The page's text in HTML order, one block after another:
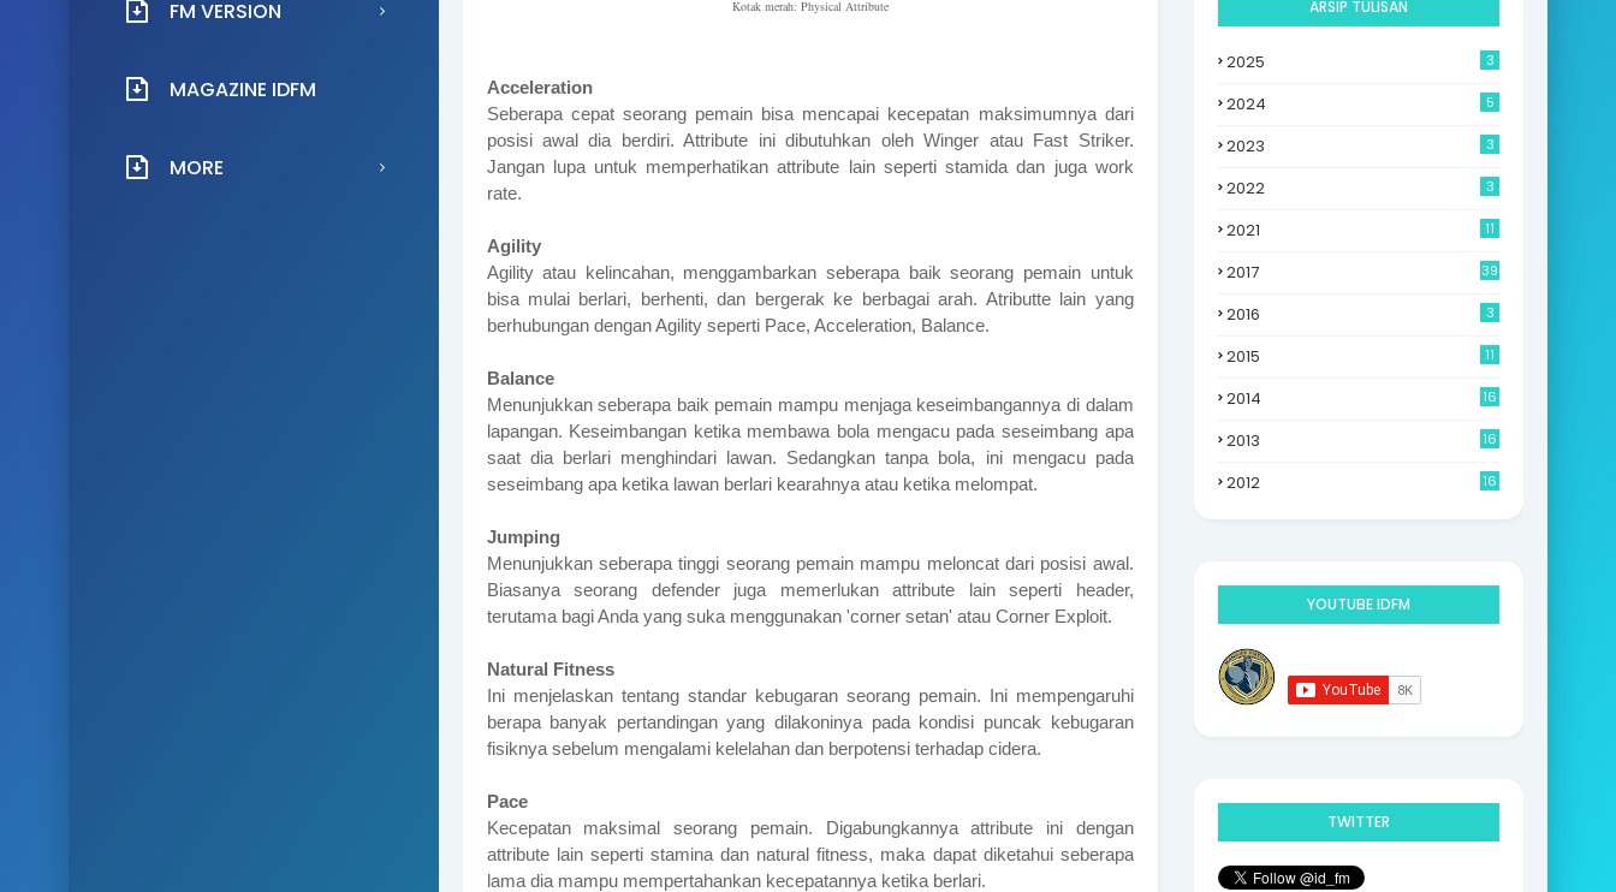
FM VERSION
MAGAZINE IDFM
MORE
Kotak merah: Physical Attribute
Acceleration
Seberapa cepat seorang pemain bisa mencapai kecepatan maksimumnya dari
posisi awal dia berdiri. Attribute ini dibutuhkan oleh Winger atau Fast Striker.
Jangan lupa untuk memperhatikan attribute lain seperti stamida dan juga work
rate.
Agility
Agility atau kelincahan, menggambarkan seberapa baik seorang pemain untuk
bisa mulai berlari, berhenti, dan bergerak ke berbagai arah. Atributte lain yang
berhubungan dengan Agility seperti Pace, Acceleration, Balance.
Balance
Menunjukkan seberapa baik pemain mampu menjaga keseimbangannya di dalam
lapangan. Keseimbangan ketika membawa bola mengacu pada seseimbang apa
saat dia berlari menghindari lawan. Sedangkan tanpa bola, ini mengacu pada
seseimbang apa ketika lawan berlari kearahnya atau ketika melompat.
Jumping
Menunjukkan seberapa tinggi seorang pemain mampu meloncat dari posisi awal.
Biasanya seorang defender juga memerlukan attribute lain seperti header,
terutama bagi Anda yang suka menggunakan 'corner setan' atau Corner Exploit.
Natural Fitness
Ini menjelaskan tentang standar kebugaran seorang pemain. Ini mempengaruhi
berapa banyak pertandingan yang dilakoninya pada kondisi puncak kebugaran
fisiknya sebelum mengalami kelelahan dan berpotensi terhadap cidera.
Pace
Kecepatan maksimal seorang pemain. Digabungkannya attribute ini dengan
attribute lain seperti stamina dan natural fitness, maka dapat diketahui seberapa
lama dia mampu mempertahankan kecepatannya ketika berlari.
ARSIP TULISAN
2025 3
2024 5
2023 3
2022 3
2021 11
2017 39
2016 3
2015 11
2014
16
2013
16
2012
16
YOUTUBE IDFM
TWITTER